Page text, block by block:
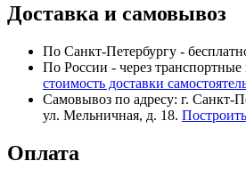
Доставка и самовывоз
По Санкт-Петербургу -
По России - через
стоимость доставки
Самовывоз по адресу: г. Санкт-
ул. Мельничная, д. 18.
Оплата